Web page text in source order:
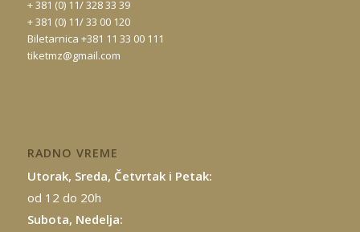
+ 381 (0) 11/ 328 33 39
+ 381 (0) 11/ 33 00 120
Biletarnica +381 11 33 00 111
tiketmz@gmail.com
RADNO VREME
Utorak, Sreda, Četvrtak i Petak:
od 12 do 20h
Subota, Nedelja: